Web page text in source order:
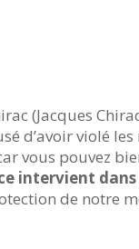
(Jacques
d’avoir violé les
vous pouvez
intervient
de notre